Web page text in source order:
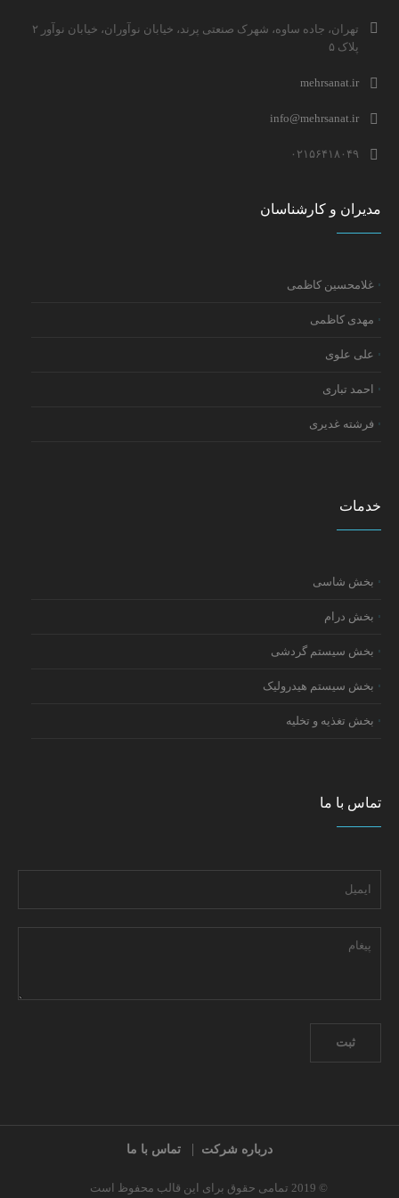
تهران، جاده ساوه، شهرک صنعتی پرند، خیابان نوآوران، خیابان نوآور ۲
پلاک ۵
mehrsanat.ir
info@mehrsanat.ir
۰۲۱۵۶۴۱۸۰۴۹
مدیران و کارشناسان
غلامحسین کاظمی
مهدی کاظمی
علی علوی
احمد تباری
فرشته غدیری
خدمات
بخش شاسی
بخش درام
بخش سیستم گردشی
بخش سیستم هیدرولیک
بخش تغذیه و تخلیه
تماس با ما
درباره شرکت تماس با ما
© 2019 تمامی حقوق برای این قالب محفوظ است